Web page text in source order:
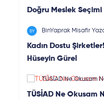
Doğru Meslek Seçimi
BinYaprak Misafir
Kadın Dostu
Hüseyin Gürel
TÜSİAD Ne Okusam
TÜSİAD Ne Okusam